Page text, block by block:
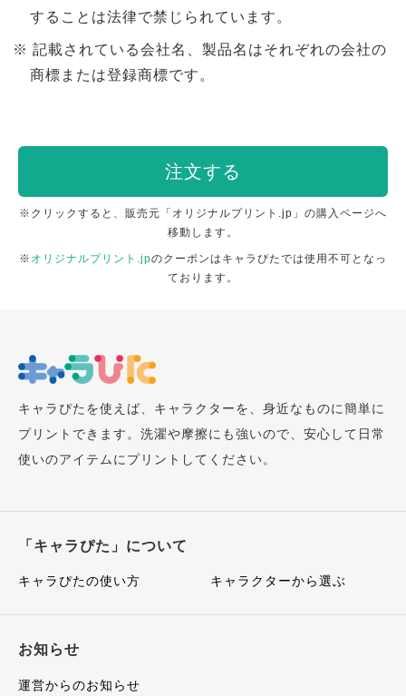
することは法律で禁じられています。
記載されている会社名、製品名はそれぞれの会社の
商標または登録商標です。
注文する
※クリックすると、販売元「オリジナルプリント.jp」の購入ページへ
移動します。
※ オリジナルプリント.jpのクーポンはキャラぴたでは使用不可となっ
ております。
キャラぴたを使えば、キャラクターを、身近なものに簡単に
プリントできます。洗濯や摩擦にも強いので、安心して日常
使いのアイテムにプリントしてください。
「キャラぴた」について
キャラぴたの使い方 キャラクターから選ぶ
お知らせ
運営からのお知らせ